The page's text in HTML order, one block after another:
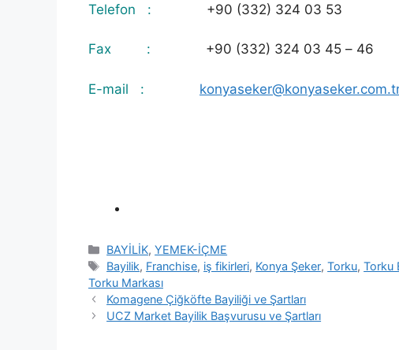
Telefon : +90 (332) 324 03 53
Fax : +90 (332) 324 03 45 – 46
E-mail :
Kategoriler
BAYİLİK,YEMEK-İÇME
Etiketler
Bayilik, Franchise, iş fikirleri, Konya Şeker,Torku,Torku
Torku Markası
Komagene Çiğköfte Bayiliği ve Şartları
UCZ Market Bayilik Başvurusu ve Şartları